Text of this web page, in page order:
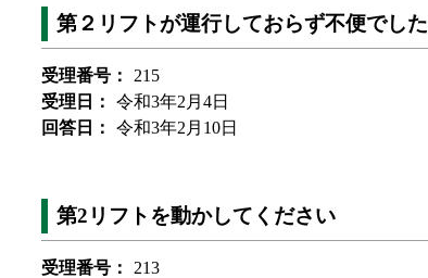
第２リフトが運行しておらず不便でした
受理番号：
215
受理日：
令和3年2月4日
回答日：
令和3年2月10日
第2リフトを動かしてください
受理番号：
213